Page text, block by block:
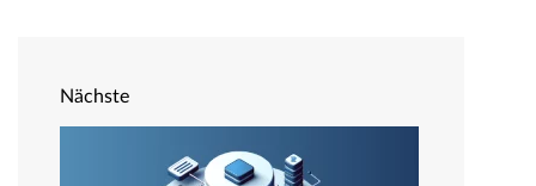
Nächste